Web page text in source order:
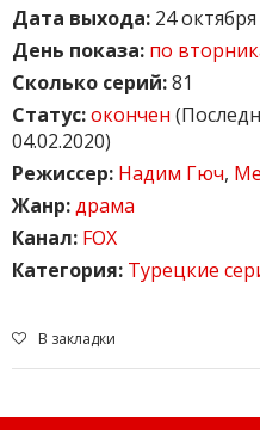
Дата выхода: 24
День показа: по
Сколько серий:81
Статус:окончен
04.02.2020)
Режиссер: Надим Гюч,
Жанр:драма
Канал: FOX
Категория: Турецкие
В закладки